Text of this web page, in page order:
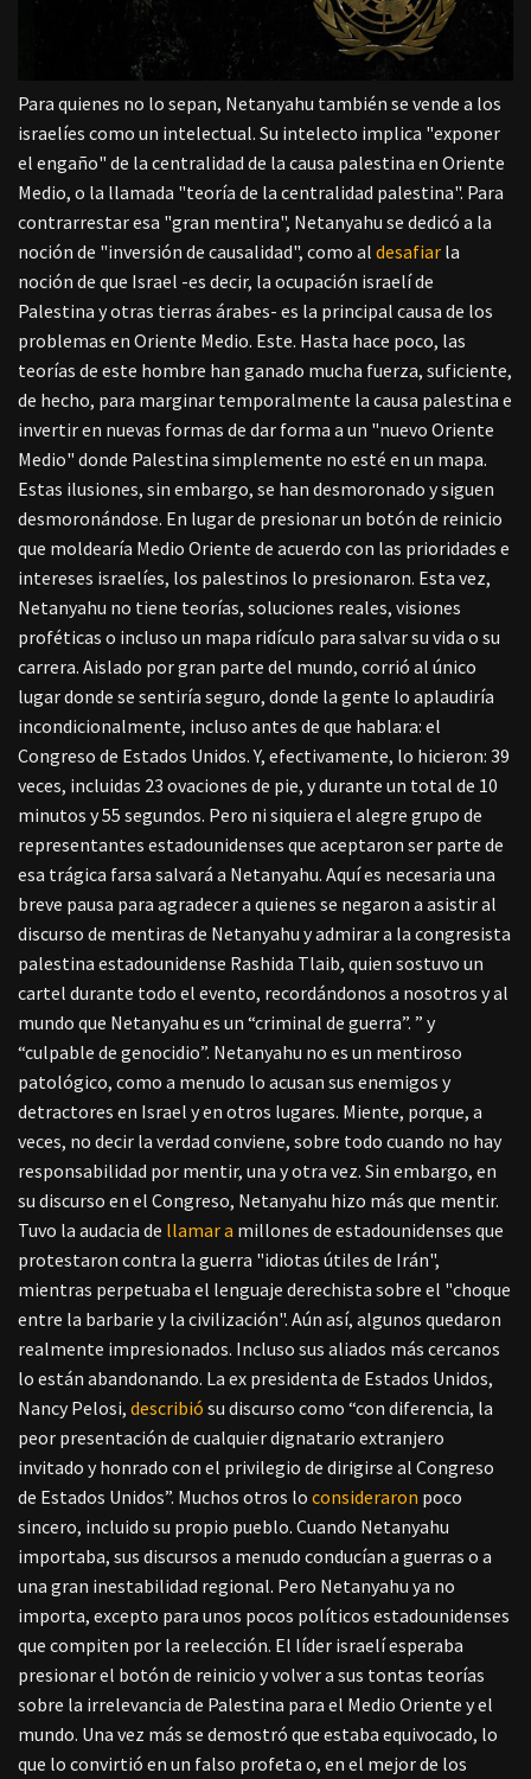
Para quienes no lo sepan, Netanyahu también se vende a los
israelíes como un intelectual. Su intelecto implica "exponer
el engaño" de la centralidad de la causa palestina en Oriente
Medio, o la llamada "teoría de la centralidad palestina". Para
contrarrestar esa "gran mentira", Netanyahu se dedicó a la
noción de "inversión de causalidad", como al desafiar la
noción de que Israel -es decir, la ocupación israelí de
Palestina y otras tierras árabes- es la principal causa de los
problemas en Oriente Medio. Este. Hasta hace poco, las
teorías de este hombre han ganado mucha fuerza, suficiente,
de hecho, para marginar temporalmente la causa palestina e
invertir en nuevas formas de dar forma a un "nuevo Oriente
Medio" donde Palestina simplemente no esté en un mapa.
Estas ilusiones, sin embargo, se han desmoronado y siguen
desmoronándose. En lugar de presionar un botón de reinicio
que moldearía Medio Oriente de acuerdo con las prioridades e
intereses israelíes, los palestinos lo presionaron. Esta vez,
Netanyahu no tiene teorías, soluciones reales, visiones
proféticas o incluso un mapa ridículo para salvar su vida o su
carrera. Aislado por gran parte del mundo, corrió al único
lugar donde se sentiría seguro, donde la gente lo aplaudiría
incondicionalmente, incluso antes de que hablara: el
Congreso de Estados Unidos. Y, efectivamente, lo hicieron: 39
veces, incluidas 23 ovaciones de pie, y durante un total de 10
minutos y 55 segundos. Pero ni siquiera el alegre grupo de
representantes estadounidenses que aceptaron ser parte de
esa trágica farsa salvará a Netanyahu. Aquí es necesaria una
breve pausa para agradecer a quienes se negaron a asistir al
discurso de mentiras de Netanyahu y admirar a la congresista
palestina estadounidense Rashida Tlaib, quien sostuvo un
cartel durante todo el evento, recordándonos a nosotros y al
mundo que Netanyahu es un “criminal de guerra”. ” y
“culpable de genocidio”. Netanyahu no es un mentiroso
patológico, como a menudo lo acusan sus enemigos y
detractores en Israel y en otros lugares. Miente, porque, a
veces, no decir la verdad conviene, sobre todo cuando no hay
responsabilidad por mentir, una y otra vez. Sin embargo, en
su discurso en el Congreso, Netanyahu hizo más que mentir.
Tuvo la audacia de llamar a millones de estadounidenses que
protestaron contra la guerra "idiotas útiles de Irán",
mientras perpetuaba el lenguaje derechista sobre el "choque
entre la barbarie y la civilización". Aún así, algunos quedaron
realmente impresionados. Incluso sus aliados más cercanos
lo están abandonando. La ex presidenta de Estados Unidos,
Nancy Pelosi, describió su discurso como “con diferencia, la
peor presentación de cualquier dignatario extranjero
invitado y honrado con el privilegio de dirigirse al Congreso
de Estados Unidos”. Muchos otros lo consideraron poco
sincero, incluido su propio pueblo. Cuando Netanyahu
importaba, sus discursos a menudo conducían a guerras o a
una gran inestabilidad regional. Pero Netanyahu ya no
importa, excepto para unos pocos políticos estadounidenses
que compiten por la reelección. El líder israelí esperaba
presionar el botón de reinicio y volver a sus tontas teorías
sobre la irrelevancia de Palestina para el Medio Oriente y el
mundo. Una vez más se demostró que estaba equivocado, lo
que lo convirtió en un falso profeta o, en el mejor de los